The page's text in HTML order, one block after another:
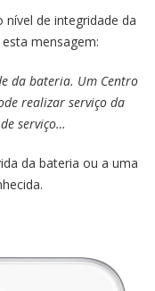
de integridade da
mensagem:
da bateria. Um Centro
realizar serviço da
serviço…
da bateria ou a uma